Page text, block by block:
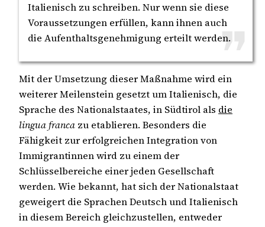
Italienisch zu schreiben. Nur wenn sie diese
Voraussetzungen erfüllen, kann ihnen auch
die Aufenthaltsgenehmigung erteilt werden.
Mit der Umsetzung dieser Maßnahme wird ein
weiterer Meilenstein gesetzt um Italienisch, die
Sprache des Nationalstaates, in Südtirol als die
lingua franca zu etablieren. Besonders die
Fähigkeit zur erfolgreichen Integration von
Immigrantinnen wird zu einem der
Schlüsselbereiche einer jeden Gesellschaft
werden. Wie bekannt, hat sich der Nationalstaat
geweigert die Sprachen Deutsch und Italienisch
in diesem Bereich gleichzustellen, entweder